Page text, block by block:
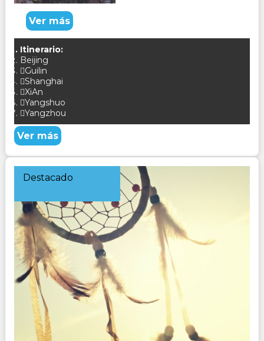
Ver más
Itinerario:
Beijing
Guilin
Shanghai
XiAn
Yangshuo
Yangzhou
Ver más
Destacado